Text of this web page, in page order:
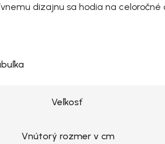
dizajnu sa hodia na
Veľkosť
Vnútorý rozmer v cm